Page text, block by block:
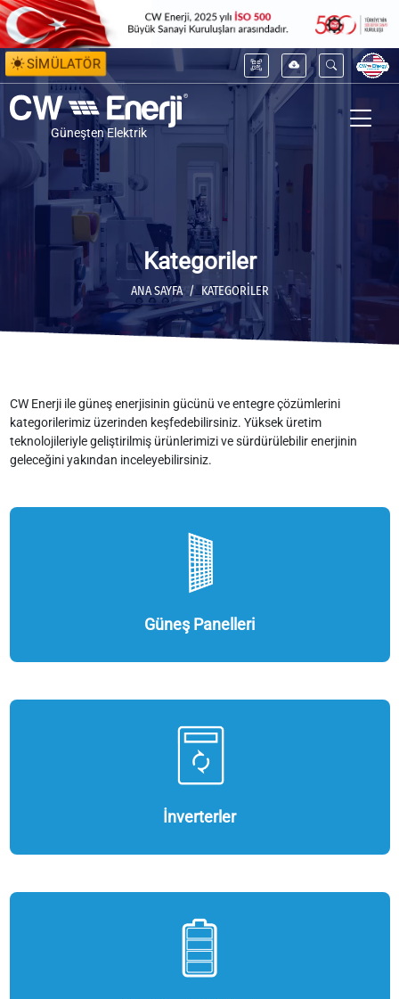
SİMÜLATÖR
Güneşten Elektrik
Kategoriler
ANA SAYFA KATEGORILER
CW Enerji ile güneş enerjisinin gücünü ve entegre çözümlerini
kategorilerimiz üzerinden keşfedebilirsiniz. Yüksek üretim
teknolojileriyle geliştirilmiş ürünlerimizi ve sürdürülebilir enerjinin
geleceğini yakından inceleyebilirsiniz.
Güneş Panelleri
İnverterler